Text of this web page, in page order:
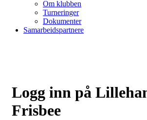
Om klubben
Turneringer
Dokumenter
Samarbeidspartnere
Logg inn på
Frisbee